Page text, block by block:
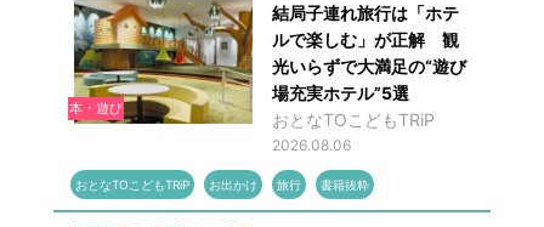
本・遊び
結局子連れ旅行は「ホテ
ルで楽しむ」が正解 観
光いらずで大満足の“遊び
場充実ホテル”5選
おとなTOこどもTRiP
2026.08.06
おとなTOこどもTRiP お出かけ 旅行 書籍抜粋